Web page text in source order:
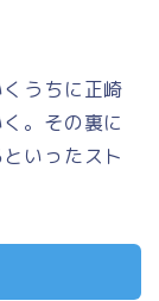
うちに正崎
。その裏に
いったスト